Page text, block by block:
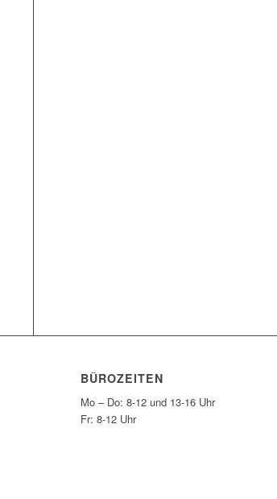
BÜROZEITEN
Mo – Do: 8-12 und 13-16 Uhr
Fr: 8-12 Uhr